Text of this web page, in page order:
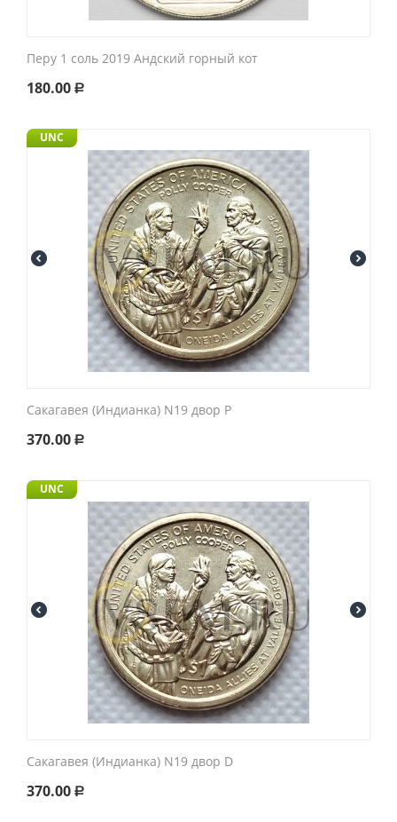
Перу 1 соль 2019 Андский горный кот
180.00 Р
UNC
Сакагавея (Индианка) N19 двор P
370.00 Р
UNC
Сакагавея (Индианка) N19 двор D
370.00 Р